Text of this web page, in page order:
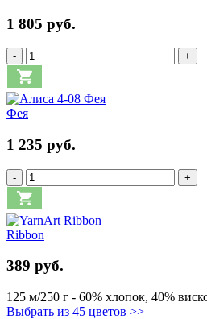
1 805 руб.
- +
Фея
1 235 руб.
- +
Ribbon
389 руб.
125 м/250 г - 60% хлопок, 40%
Выбрать из 45 цветов >>